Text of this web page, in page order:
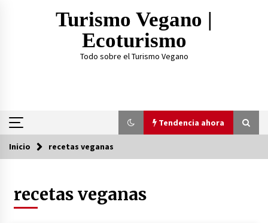
Turismo Vegano |
Ecoturismo
Todo sobre el Turismo Vegano
Tendencia ahora
Tendencia ahora
¿Practicar Yogan y ser Vegano es lo mismo? Te
lo explicamos acá
Inicio recetas veganas
recetas veganas